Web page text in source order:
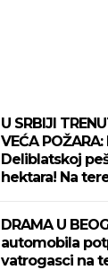
U SRBIJI
VEĆA
Deliblatskoj
hektara! Na
DRAMA U
automobila
vatrogasci na